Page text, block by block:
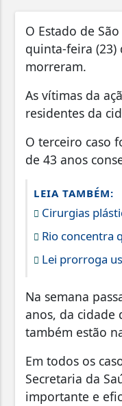
O Estado de
quinta-feira (23)
morreram.
As vítimas da
residentes da
O terceiro caso
de 43 anos
LEIA TAMBÉM:
Cirurgias
Rio concentra
Lei prorroga
Na semana
anos, da cidade
também estão
Em todos os
Secretaria da
importante e